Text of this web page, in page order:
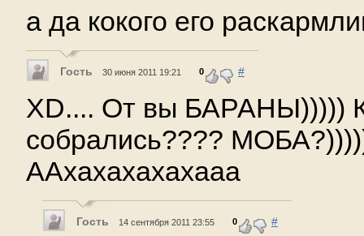
а да кокого его
Гость 30 июня 2011 19:21 0 #
XD.... От вы БАРАНЫ)))))
собрались????
ААхахахахахааа
Гость 14 сентября 2011 23:55 0 #